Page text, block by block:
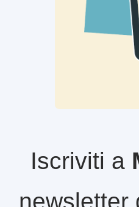
Iscriviti a
newsletter